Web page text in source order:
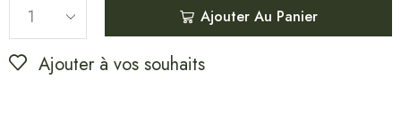
Ajouter Au Panier
Ajouter à vos souhaits